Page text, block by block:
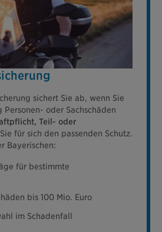
sichert Sie ab, wenn Sie
Personen- oder Sachschäden
Teil- oder
für sich den passenden Schutz.
Bayerischen:
für bestimmte
bis 100 Mio. Euro
im Schadenfall